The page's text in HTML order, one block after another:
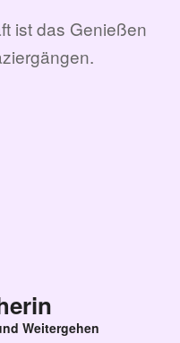
ist das Genießen
Weitergehen